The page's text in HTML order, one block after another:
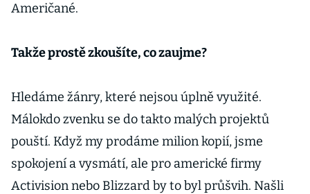
Američané.
Takže prostě zkoušíte, co zaujme?
Hledáme žánry, které nejsou úplně využité.
Málokdo zvenku se do takto malých projektů
pouští. Když my prodáme milion kopií, jsme
spokojení a vysmátí, ale pro americké firmy
Activision nebo Blizzard by to byl průšvih. Našli